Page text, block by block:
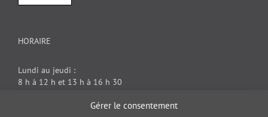
Gérer le consentement
HORAIRE
Lundi au jeudi :
8 h à 12 h et 13 h à 16 h 30